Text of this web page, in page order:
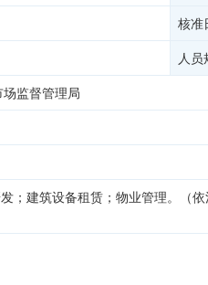
核准
人员
监督管理局
；建筑设备租赁；物业管理。（